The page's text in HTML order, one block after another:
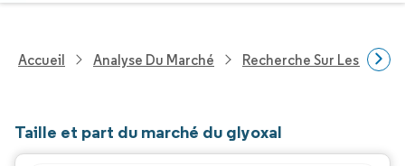
Accueil Analyse Du Marché Recherche Sur Les
Taille et part du marché du glyoxal